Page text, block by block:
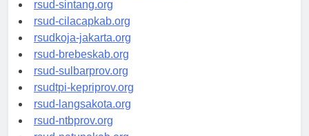
rsud-sintang.org
rsud-cilacapkab.org
rsudkoja-jakarta.org
rsud-brebeskab.org
rsud-sulbarprov.org
rsudtpi-kepriprov.org
rsud-langsakota.org
rsud-ntbprov.org